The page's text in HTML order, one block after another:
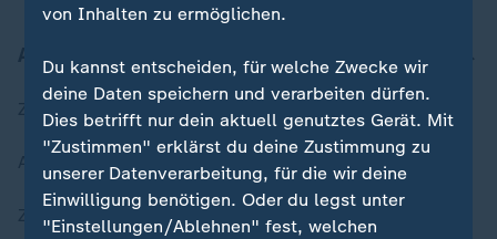
Aktuell bei ZDFheute
Zuletzt veröffentlicht
Aktuelle Sendungs-Videos
ZDFheute Stories
von Inhalten zu ermöglichen.
Du kannst entscheiden, für welche Zwecke wir
deine Daten speichern und verarbeiten dürfen.
Dies betrifft nur dein aktuell genutztes Gerät. Mit
"Zustimmen" erklärst du deine Zustimmung zu
unserer Datenverarbeitung, für die wir deine
Einwilligung benötigen. Oder du legst unter
"Einstellungen/Ablehnen" fest, welchen